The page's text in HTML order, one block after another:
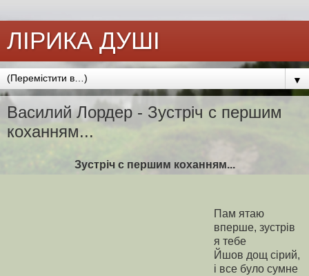
ЛІРИКА ДУШІ
▼
Василий Лордер - Зустріч с першим
коханням...
Зустріч с першим коханням...
Пам ятаю
вперше, зустрів
я тебе
Йшов дощ сірий,
і все було сумне